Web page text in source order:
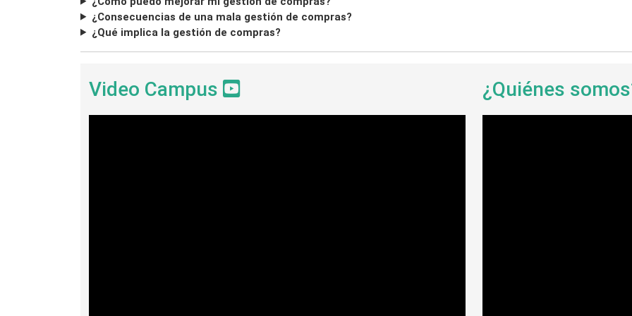
¿Consecuencias de una mala gestión de compras?
¿Qué implica la gestión de compras?
Video Campus ¿Quiénes